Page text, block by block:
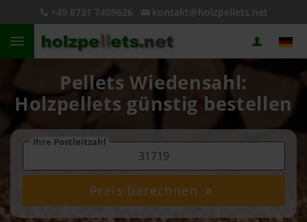
+49 8731 7409626 kontakt@holzpellets.net
Pellets Wiedensahl:
Holzpellets günstig bestellen
Ihre Postleitzahl
Preis berechnen